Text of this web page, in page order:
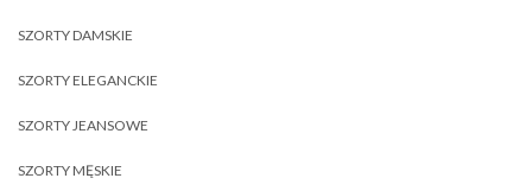
SZORTY DAMSKIE
SZORTY ELEGANCKIE
SZORTY JEANSOWE
SZORTY MĘSKIE